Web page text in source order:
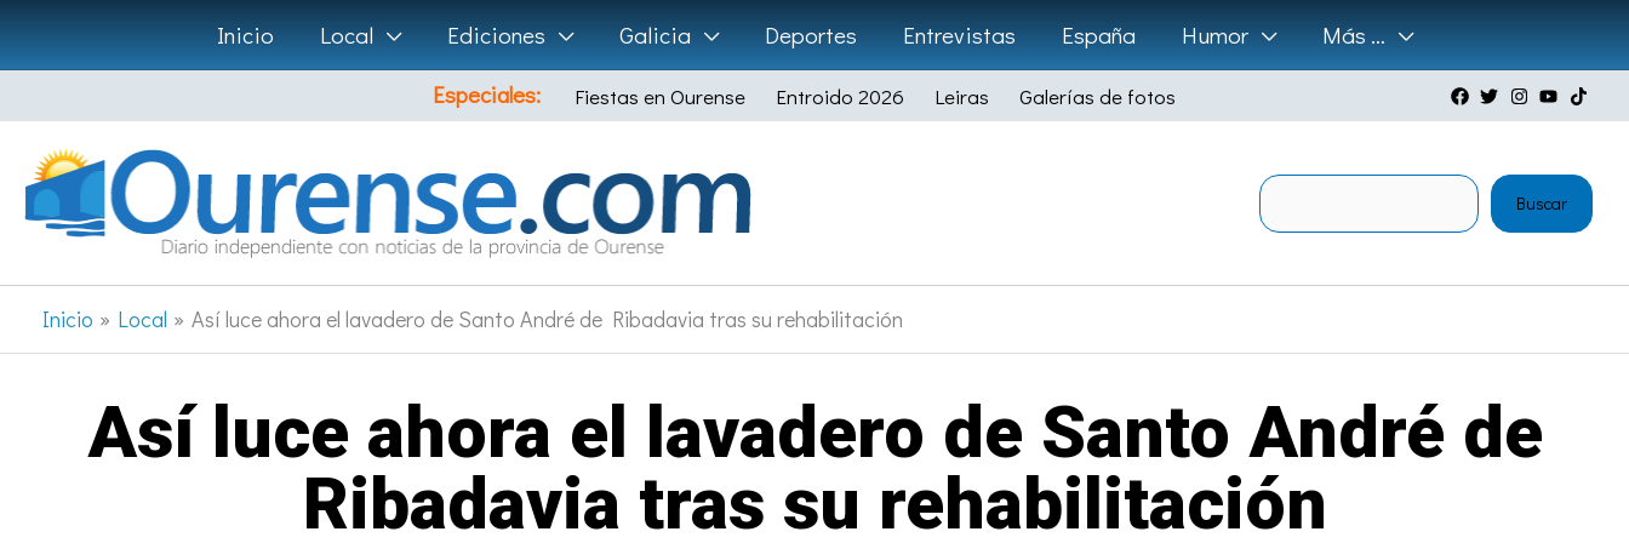
Ir
al
contenido
Inicio Local Ediciones Galicia Deportes Entrevistas España Humor
Más …
Especiales:
Fiestas en Ourense Entroido 2026 Leiras Galerías de fotos
Buscar
Inicio Local Así luce ahora el lavadero de Santo André de Ribadavia tras su rehabilitación
Así luce ahora el lavadero de Santo André de
Ribadavia tras su rehabilitación